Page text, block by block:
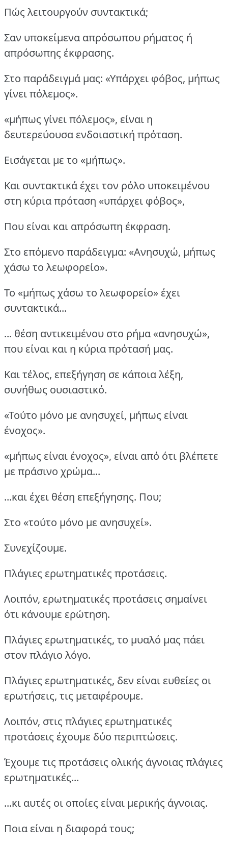
Πώς λειτουργούν συντακτικά;
Σαν υποκείμενα απρόσωπου ρήματος ή
απρόσωπης έκφρασης.
Στο παράδειγμά μας: «Υπάρχει φόβος, μήπως
γίνει πόλεμος».
«μήπως γίνει πόλεμος», είναι η
δευτερεύουσα ενδοιαστική πρόταση.
Εισάγεται με το «μήπως».
Και συντακτικά έχει τον ρόλο υποκειμένου
στη κύρια πρόταση «υπάρχει φόβος»,
Που είναι και απρόσωπη έκφραση.
Στο επόμενο παράδειγμα: «Ανησυχώ, μήπως
χάσω το λεωφορείο».
Το «μήπως χάσω το λεωφορείο» έχει
συντακτικά...
... θέση αντικειμένου στο ρήμα «ανησυχώ»,
που είναι και η κύρια πρότασή μας.
Και τέλος, επεξήγηση σε κάποια λέξη,
συνήθως ουσιαστικό.
«Τούτο μόνο με ανησυχεί, μήπως είναι
ένοχος».
«μήπως είναι ένοχος», είναι από ότι βλέπετε
με πράσινο χρώμα...
...και έχει θέση επεξήγησης. Που;
Στο «τούτο μόνο με ανησυχεί».
Συνεχίζουμε.
Πλάγιες ερωτηματικές προτάσεις.
Λοιπόν, ερωτηματικές προτάσεις σημαίνει
ότι κάνουμε ερώτηση.
Πλάγιες ερωτηματικές, το μυαλό μας πάει
στον πλάγιο λόγο.
Πλάγιες ερωτηματικές, δεν είναι ευθείες οι
ερωτήσεις, τις μεταφέρουμε.
Λοιπόν, στις πλάγιες ερωτηματικές
προτάσεις έχουμε δύο περιπτώσεις.
Έχουμε τις προτάσεις ολικής άγνοιας πλάγιες
ερωτηματικές...
...κι αυτές οι οποίες είναι μερικής άγνοιας.
Ποια είναι η διαφορά τους;